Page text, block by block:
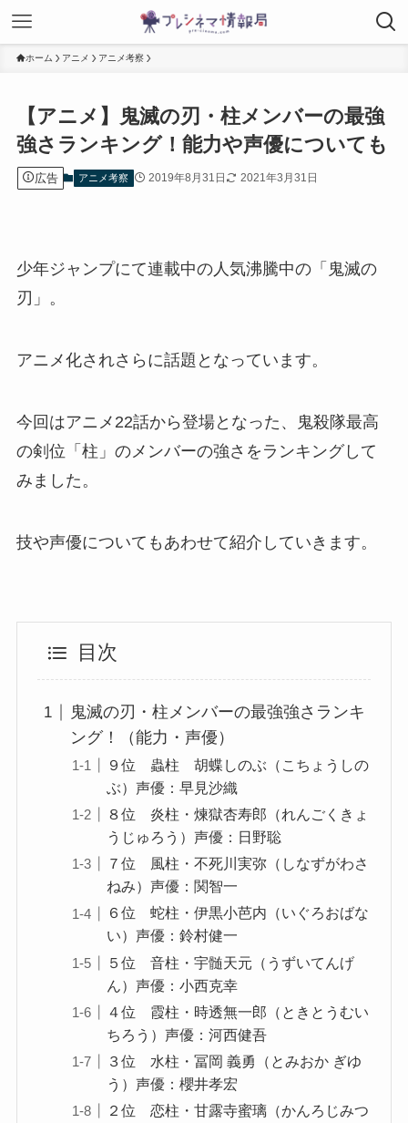
ホーム アニメ アニメ考察
【アニメ】鬼滅の刃・柱メンバーの最強
強さランキング！能力や声優についても
広告 アニメ考察 2019年8月31日 2021年3月31日
少年ジャンプにて連載中の人気沸騰中の「鬼滅の
刃」。
アニメ化されさらに話題となっています。
今回はアニメ22話から登場となった、鬼殺隊最高
の剣位「柱」のメンバーの強さをランキングして
みました。
技や声優についてもあわせて紹介していきます。
目次
鬼滅の刃・柱メンバーの最強強さランキ
ング！（能力・声優）
９位 蟲柱 胡蝶しのぶ（こちょうしの
ぶ）声優：早見沙織
８位 炎柱・煉獄杏寿郎（れんごくきょ
うじゅろう）声優：日野聡
７位 風柱・不死川実弥（しなずがわさ
ねみ）声優：関智一
６位 蛇柱・伊黒小芭内（いぐろおばな
い）声優：鈴村健一
５位 音柱・宇髄天元（うずいてんげ
ん）声優：小西克幸
４位 霞柱・時透無一郎（ときとうむい
ちろう）声優：河西健吾
３位 水柱・冨岡 義勇（とみおか ぎゆ
う）声優：櫻井孝宏
２位 恋柱・甘露寺蜜璃（かんろじみつ